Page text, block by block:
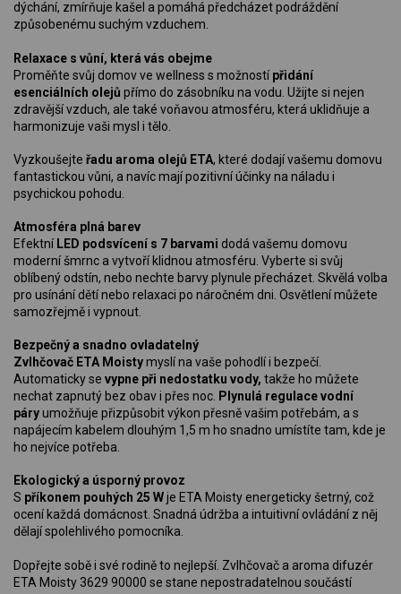
dýchání, zmírňuje kašel a pomáhá předcházet podráždění
způsobenému suchým vzduchem.
Relaxace s vůní, která vás obejme
Proměňte svůj domov ve wellness s možnostípřidání
esenciálních olejů přímo do zásobníku na vodu. Užijte si nejen
zdravější vzduch, ale také voňavou atmosféru, která uklidňuje a
harmonizuje vaši mysl i tělo.
Vyzkoušejte řadu aroma olejů ETA, které dodají vašemu domovu
fantastickou vůni, a navíc mají pozitivní účinky na náladu i
psychickou pohodu.
Atmosféra plná barev
EfektníLED podsvícení s 7 barvami dodá vašemu domovu
moderní šmrnc a vytvoří klidnou atmosféru. Vyberte si svůj
oblíbený odstín, nebo nechte barvy plynule přecházet. Skvělá volba
pro usínání dětí nebo relaxaci po náročném dni. Osvětlení můžete
samozřejmě i vypnout.
Bezpečný a snadno ovladatelný
Zvlhčovač ETA Moistymyslí na vaše pohodlí i bezpečí.
Automaticky se vypne při nedostatku vody, takže ho můžete
nechat zapnutý bez obav i přes noc. Plynulá regulace vodní
páryumožňuje přizpůsobit výkon přesně vašim potřebám, a s
napájecím kabelem dlouhým 1,5 m ho snadno umístíte tam, kde je
ho nejvíce potřeba.
Ekologický a úsporný provoz
S příkonem pouhých 25 Wje ETA Moisty energeticky šetrný, což
ocení každá domácnost. Snadná údržba a intuitivní ovládání z něj
dělají spolehlivého pomocníka.
Dopřejte sobě i své rodině to nejlepší. Zvlhčovač a aroma difuzér
ETA Moisty 3629 90000 se stane nepostradatelnou součástí